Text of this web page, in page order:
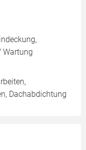
Wartung
Dachabdichtung